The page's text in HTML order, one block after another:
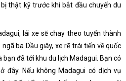
thật kỹ trước khi bắt đầu chuyến du
lái xe sẽ chay theo tuyến thành
ba Dầu giây, xe rẽ trái tiến về quốc
bạn đã tới khu du lịch Madagui. Bạn có
đây. Nếu không Madagui có dịch vụ